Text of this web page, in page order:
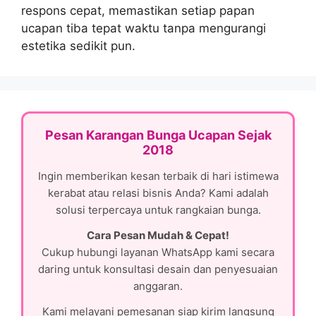
respons cepat, memastikan setiap papan
ucapan tiba tepat waktu tanpa mengurangi
estetika sedikit pun.
Pesan Karangan Bunga Ucapan Sejak
2018
Ingin memberikan kesan terbaik di hari istimewa
kerabat atau relasi bisnis Anda? Kami adalah
solusi terpercaya untuk rangkaian bunga.
Cara Pesan Mudah & Cepat!
Cukup hubungi layanan WhatsApp kami secara
daring untuk konsultasi desain dan penyesuaian
anggaran.
Kami melayani pemesanan siap kirim langsung